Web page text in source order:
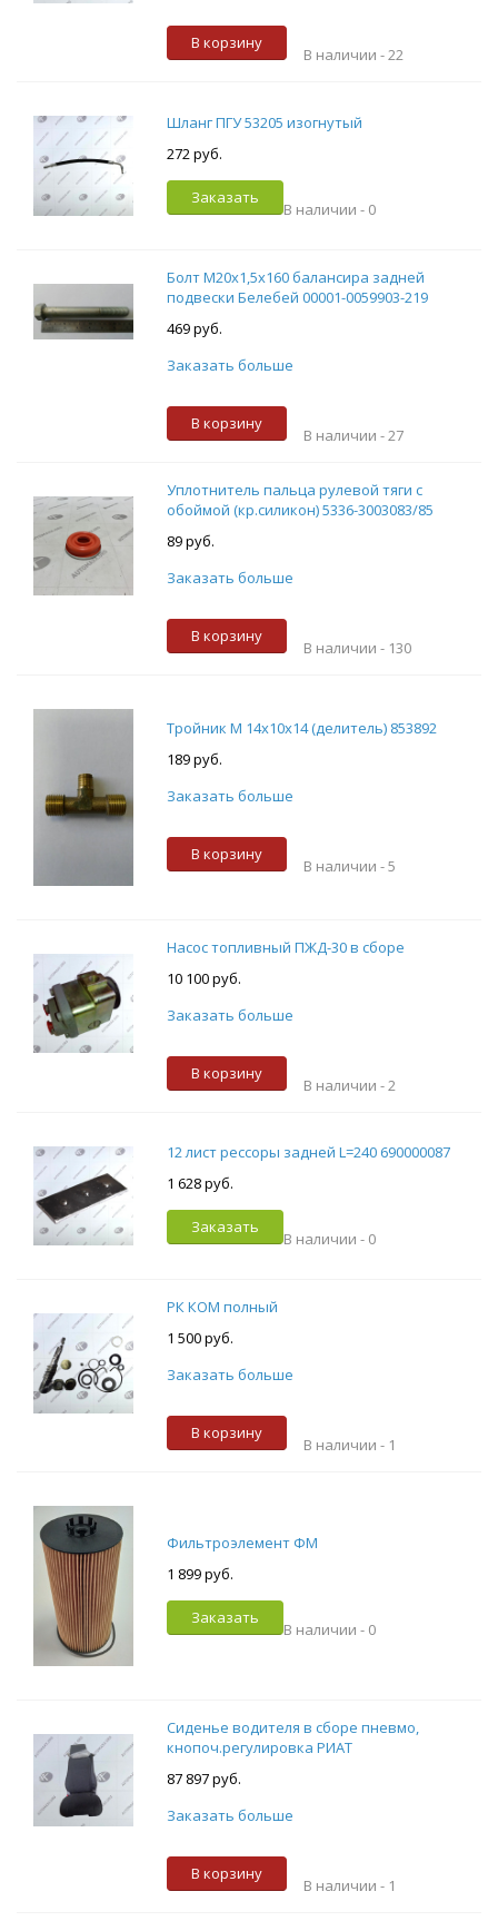
В корзину
В наличии -22
Шланг ПГУ 53205 изогнутый
272 руб.
Заказать
В наличии - 0
Болт М20х1,5х160 балансира задней
подвески Белебей 00001-0059903-219
469 руб.
Заказать больше
В корзину
В наличии - 27
Уплотнитель пальца рулевой тяги с
обоймой (кр.силикон) 5336-3003083/85
89 руб.
Заказать больше
В корзину
В наличии - 130
Тройник М 14х10х14 (делитель) 853892
189 руб.
Заказать больше
В корзину
В наличии -5
Насос топливный ПЖД-30 в сборе
10 100 руб.
Заказать больше
В корзину
В наличии -2
12 лист рессоры задней L=240 690000087
1 628 руб.
Заказать
В наличии - 0
РК КОМ полный
1 500 руб.
Заказать больше
В корзину
В наличии - 1
Фильтроэлемент ФМ
1 899 руб.
Заказать
В наличии - 0
Сиденье водителя в сборе пневмо,
кнопоч.регулировка РИАТ
87 897 руб.
Заказать больше
В корзину
В наличии - 1